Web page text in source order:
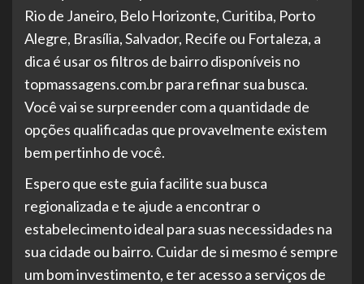
Rio de Janeiro, Belo Horizonte, Curitiba, Porto
Alegre, Brasília, Salvador, Recife ou Fortaleza, a
dica é usar os filtros de bairro disponíveis no
topmassagens.com.br para refinar sua busca.
Você vai se surpreender com a quantidade de
opções qualificadas que provavelmente existem
bem pertinho de você.
Espero que este guia facilite sua busca
regionalizada e te ajude a encontrar o
estabelecimento ideal para suas necessidades na
sua cidade ou bairro. Cuidar de si mesmo é sempre
um bom investimento, e ter acesso a serviços de